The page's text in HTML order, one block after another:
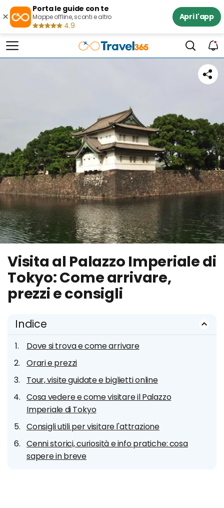
×
Porta le guide con te
Mappe offline, sconti e altro
4.9
Apri l'app
Visita al Palazzo Imperiale di
Tokyo: Come arrivare,
prezzi e consigli
Indice
Dove si trova e come arrivare
Orari e prezzi
Tour, visite guidate e biglietti online
Cosa vedere e come visitare il Palazzo
Imperiale di Tokyo
Consigli utili per visitare l'attrazione
Cenni storici, curiosità e info pratiche: cosa
sapere in breve